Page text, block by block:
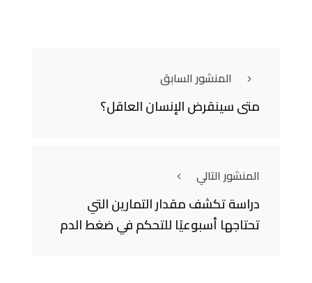
المنشور السابق
متى سينقرض الإنسان العاقل؟
المنشور التالي
دراسة تكشف مقدار التمارين التي
تحتاجها أسبوعيًا للتحكم في ضغط الدم